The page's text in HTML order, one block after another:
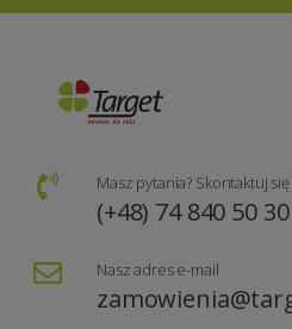
Masz pytania? Skontaktuj
(+48) 74 840 50 30
Nasz adres e-mail